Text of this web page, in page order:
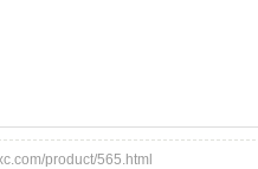
product/565.html